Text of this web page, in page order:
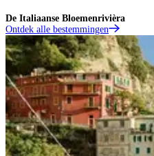
De Italiaanse Bloemenrivièra
Ontdek alle bestemmingen